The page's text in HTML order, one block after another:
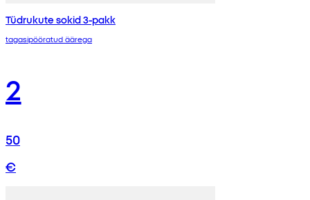
Tüdrukute sokid 3-pakk
tagasipööratud äärega
2
50
€